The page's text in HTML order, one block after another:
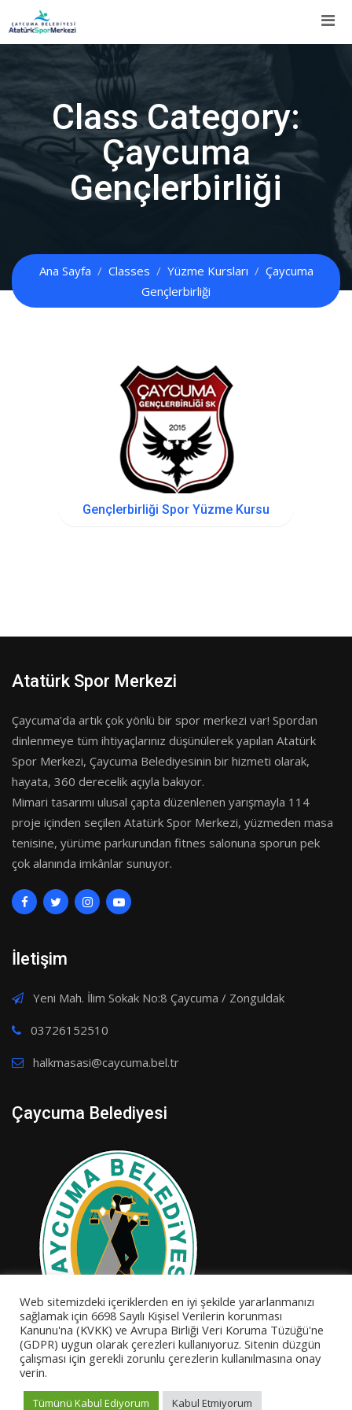
Atla
Class Category:
Çaycuma
Gençlerbirliği
Ana Sayfa Classes Yüzme Kursları
Çaycuma
Gençlerbirliği
PAZ 16:00
SAL 16:00
SAL 17:15
SAL 18:30
ÇAR 16:00
PER 16:00
PER 17:15
PER 18:30
Gençlerbirliği Spor Yüzme Kursu
Atatürk Spor Merkezi
Çaycuma’da artık çok yönlü bir spor merkezi var! Spordan
dinlenmeye tüm ihtiyaçlarınız düşünülerek yapılan Atatürk
Spor Merkezi, Çaycuma Belediyesinin bir hizmeti olarak,
hayata, 360 derecelik açıyla bakıyor.
Mimari tasarımı ulusal çapta düzenlenen yarışmayla 114
proje içinden seçilen Atatürk Spor Merkezi, yüzmeden masa
tenisine, yürüme parkurundan fitnes salonuna sporun pek
çok alanında imkânlar sunuyor.
İletişim
Yeni Mah. İlim Sokak No:8 Çaycuma / Zonguldak
03726152510
halkmasasi@caycuma.bel.tr
Çaycuma Belediyesi
Web sitemizdeki içeriklerden en iyi şekilde yararlanmanızı
sağlamak için 6698 Sayılı Kişisel Verilerin korunması
Kanunu'na (KVKK) ve Avrupa Birliği Veri Koruma Tüzüğü'ne
(GDPR) uygun olarak çerezleri kullanıyoruz. Sitenin düzgün
çalışması için gerekli zorunlu çerezlerin kullanılmasına onay
verin.
Tümünü Kabul Ediyorum Kabul Etmiyorum